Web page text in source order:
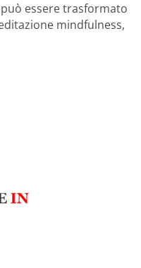
essere trasformato
mindfulness,